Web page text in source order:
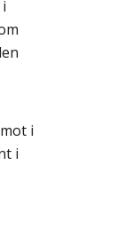
i
i